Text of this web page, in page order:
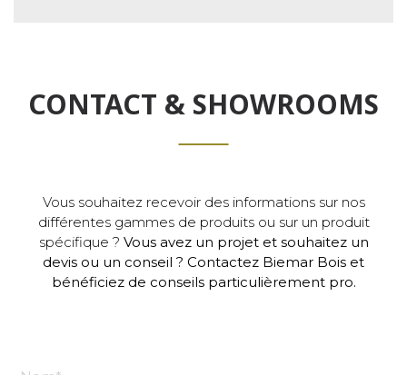
CONTACT & SHOWROOMS
Vous souhaitez recevoir des informations sur nos
différentes gammes de produits ou sur un produit
spécifique ? Vous avez un projet et souhaitez un
devis ou un conseil ? Contactez Biemar Bois et
bénéficiez de conseils particulièrement pro.